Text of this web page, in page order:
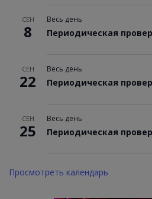
СЕН
8
Весь день
Периодическая
СЕН
22
Весь день
Периодическая
СЕН
25
Весь день
Периодическая
Просмотреть календарь